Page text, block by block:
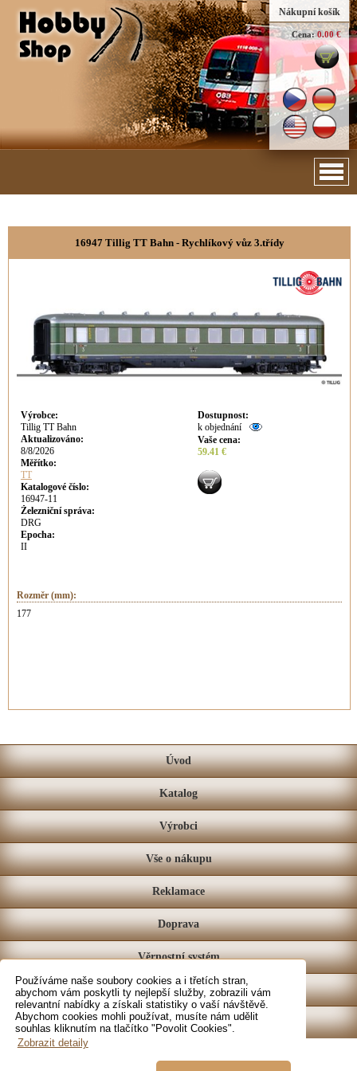
Používáme naše soubory cookies a i třetích stran,
abychom vám poskytli ty nejlepší služby, zobrazili vám
relevantní nabídky a získali statistiky o vaší návštěvě.
Abychom cookies mohli používat, musíte nám udělit
souhlas kliknutím na tlačítko "Povolit Cookies".
Zobrazit detaily
Nákupní košík
Cena: 0.00 €
16947 Tillig TT Bahn - Rychlíkový vůz 3.třídy
Výrobce:
Tillig TT Bahn
Aktualizováno:
8/8/2026
Měřítko:
TT
Katalogové číslo:
16947-11
Železniční správa:
DRG
Epocha:
II
Dostupnost:
k objednání
Vaše cena:
59.41 €
Rozměr (mm):
177
Úvod
Katalog
Výrobci
Vše o nákupu
Reklamace
Doprava
Věrnostní systém
Prodejna
Kontakt